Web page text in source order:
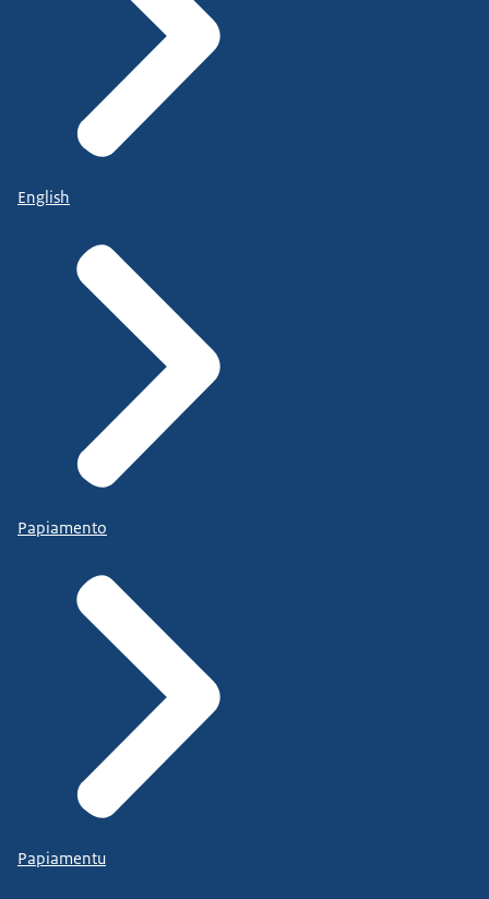
English
Papiamento
Papiamentu